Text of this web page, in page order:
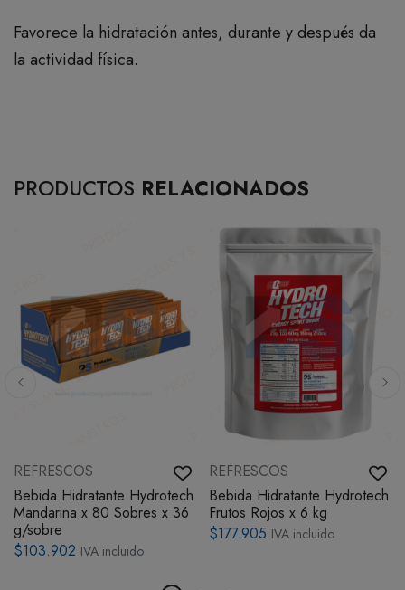
Favorece la hidratación antes, durante y después da
la actividad física.
PRODUCTOS RELACIONADOS
REFRESCOS
Bebida Hidratante Hydrotech
Mandarina x 80 Sobres x 36
g/sobre
$103.902 IVA incluido
REFRESCOS
Bebida Hidratante Hydrotech
Frutos Rojos x 6 kg
$177.905 IVA incluido